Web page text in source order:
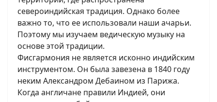
североиндийская традиция. Однако более
важно то, что ее использовали наши ачарьи.
Поэтому мы изучаем ведическую музыку на
основе этой традиции.
Фисгармония не является исконно индийским
инструментом. Он была завезена в 1840 году
неким Александром Дебаином из Парижа.
Когда англичане правили Индией, они